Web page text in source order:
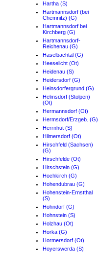
Hartha (S)
Hartmannsdorf (bei
Chemnitz) (G)
Hartmannsdorf bei
Kirchberg (G)
Hartmannsdorf-
Reichenau (G)
Haselbachtal (G)
Heeselicht (Ot)
Heidenau (S)
Heidersdorf (G)
Heinsdorfergrund (G)
Helmsdorf (Stolpen)
(Ot)
Hermannsdorf (Ot)
Hermsdorf/Erzgeb. (G)
Herrnhut (S)
Hilmersdorf (Ot)
Hirschfeld (Sachsen)
(G)
Hirschfelde (Ot)
Hirschstein (G)
Hochkirch (G)
Hohendubrau (G)
Hohenstein-Ernstthal
(S)
Hohndorf (G)
Hohnstein (S)
Holzhau (Ot)
Horka (G)
Hormersdorf (Ot)
Hoyerswerda (S)